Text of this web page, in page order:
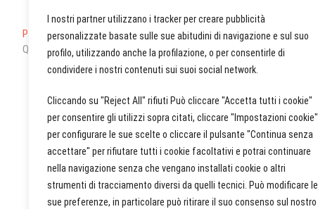
I nostri partner utilizzano i tracker per creare pubblicità
personalizzate basate sulle sue abitudini di navigazione e sul suo
profilo, utilizzando anche la profilazione, o per consentirle di
condividere i nostri contenuti sui suoi social network.
Cliccando su "Reject All" rifiuti Può cliccare "Accetta tutti i cookie"
per consentire gli utilizzi sopra citati, cliccare "Impostazioni cookie"
per configurare le sue scelte o cliccare il pulsante "Continua senza
accettare" per rifiutare tutti i cookie facoltativi e potrai continuare
nella navigazione senza che vengano installati cookie o altri
strumenti di tracciamento diversi da quelli tecnici. Può modificare le
sue preferenze, in particolare può ritirare il suo consenso sul nostro
Navigation
de
PreviousPrevious
post:
Quand un regard suffit